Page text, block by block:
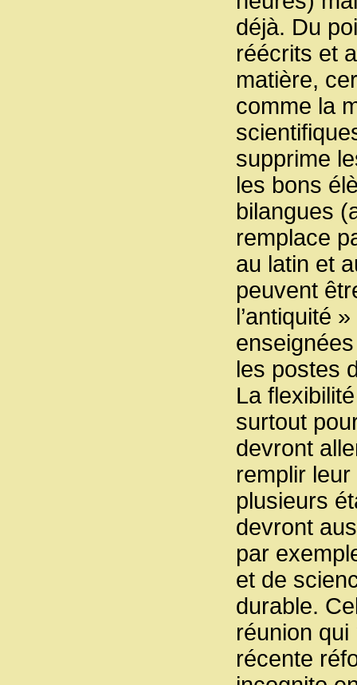
déjà. Du
réécrits et
matière,
comme la
supprime
les bons
bilangues
remplace
au latin et
peuvent
l’antiquité
les postes
La
surtout
devront
remplir
plusieurs
devront
par
et de
durable.
réunion
récente